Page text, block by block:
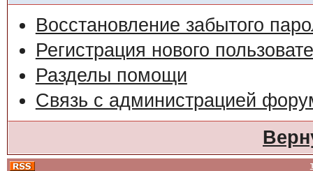
Восстановление забытого
Регистрация нового
Разделы помощи
Связь с администрацией